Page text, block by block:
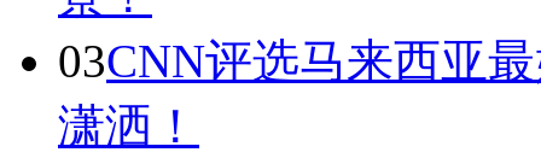
03CNN评选马来西亚
潇洒！